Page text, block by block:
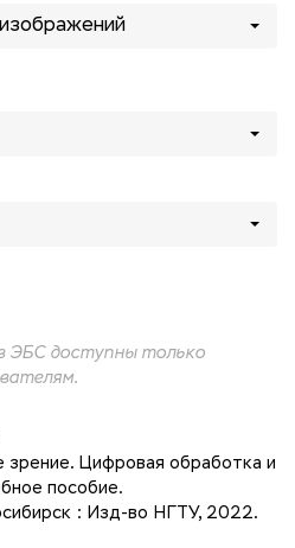
ЭБС доступны только
зрение. Цифровая обработка и
пособие.
: Изд-во НГТУ, 2022.